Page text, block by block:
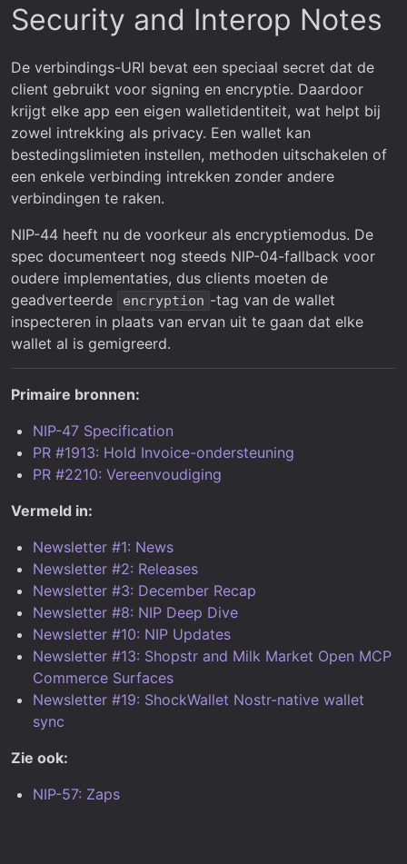
Security and Interop Notes
De verbindings-URI bevat een speciaal secret dat de
client gebruikt voor signing en encryptie. Daardoor
krijgt elke app een eigen walletidentiteit, wat helpt bij
zowel intrekking als privacy. Een wallet kan
bestedingslimieten instellen, methoden uitschakelen of
een enkele verbinding intrekken zonder andere
verbindingen te raken.
NIP-44 heeft nu de voorkeur als encryptiemodus. De
spec documenteert nog steeds NIP-04-fallback voor
oudere implementaties, dus clients moeten de
geadverteerde
encryption -tag van de wallet
inspecteren in plaats van ervan uit te gaan dat elke
wallet al is gemigreerd.
Primaire bronnen:
NIP-47 Specification
PR #1913: Hold Invoice-ondersteuning
PR #2210: Vereenvoudiging
Vermeld in:
Newsletter #1: News
Newsletter #2: Releases
Newsletter #3: December Recap
Newsletter #8: NIP Deep Dive
Newsletter #10: NIP Updates
Newsletter #13: Shopstr and Milk Market Open MCP
Commerce Surfaces
Newsletter #19: ShockWallet Nostr-native wallet
sync
Zie ook:
NIP-57: Zaps